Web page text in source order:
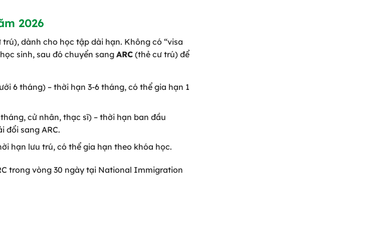
2026
dành cho học tập dài hạn. Không có “visa
sinh, sau đó chuyển sang ARC (thẻ cư trú) để
6 tháng) – thời hạn 3-6 tháng, có thể gia hạn 1
cử nhân, thạc sĩ) – thời hạn ban đầu
đổi sang ARC.
hạn lưu trú, có thể gia hạn theo khóa học.
trong vòng 30 ngày tại National Immigration